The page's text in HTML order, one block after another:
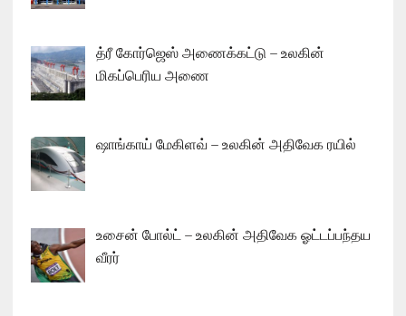
த்ரீ கோர்ஜெஸ் அணைக்கட்டு – உலகின்
மிகப்பெரிய அணை
ஷாங்காய் மேகிளவ் – உலகின் அதிவேக ரயில்
உசைன் போல்ட் – உலகின் அதிவேக ஓட்டப்பந்தய
வீரர்